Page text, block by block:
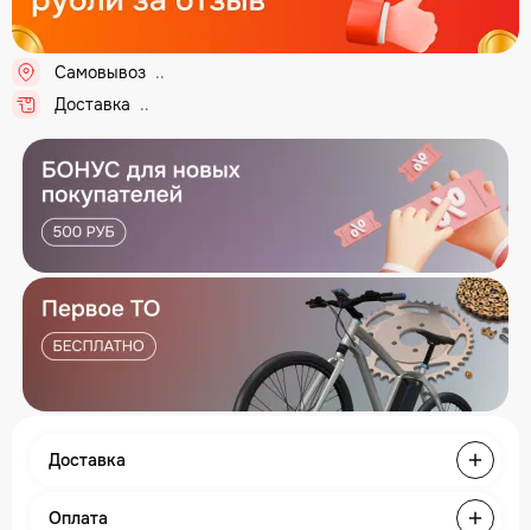
Самовывоз ..
Доставка ..
Доставка
Оплата